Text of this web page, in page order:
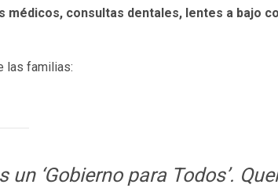
médicos, consultas dentales, lentes a bajo
las familias:
‘Gobierno para Todos’.